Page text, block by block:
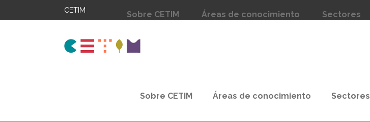
CETIM
Sobre CETIM Áreas de conocimiento Sectores
Sobre CETIM Áreas de conocimiento Sectores